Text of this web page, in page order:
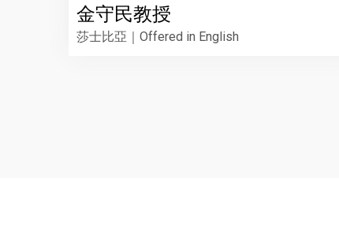
金守民教授
莎士比亞｜Offered in English